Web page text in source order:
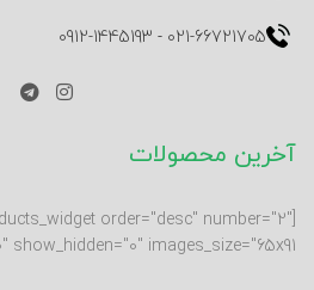
021-66721705
-
0912-1445193
آخرین محصولات
order="desc" number="2"
show_hidden="0" images_size="65x91"]